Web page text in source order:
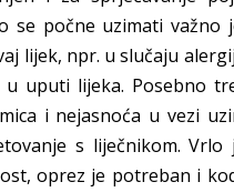
se počne uzimati
lijek, npr. u slučaju
uputi lijeka. Posebno
i nejasnoća u vezi
s liječnikom.
oprez je potreban i